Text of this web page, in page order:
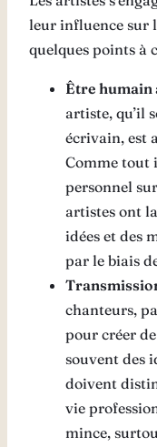
leur influence sur
quelques points à
Être humain
artiste, qu’il
écrivain, est
Comme tout
personnel
artistes ont
idées et des
par le biais
chanteurs,
pour créer
souvent des
doivent
vie
mince,